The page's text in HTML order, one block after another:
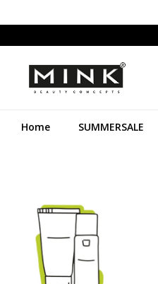
Home SUMMERSALE